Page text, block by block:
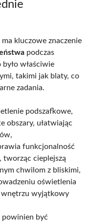
kluczowe znaczenie
podczas
właściwie
takimi jak blaty, co
zadania.
podszafkowe,
obszary, ułatwiając
funkcjonalność
tworząc cieplejszą
chwilom z bliskimi,
oświetlenia
wnętrzu wyjątkowy
być